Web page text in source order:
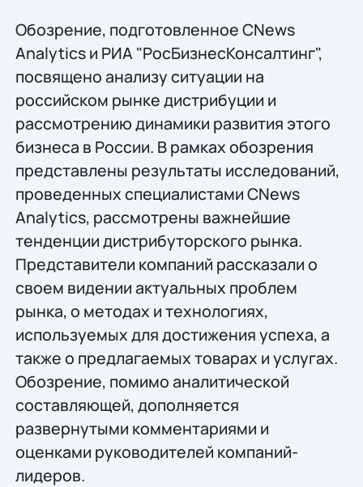
Обозрение, подготовленное CNews
Analytics и РИА "РосБизнесКонсалтинг",
посвящено анализу ситуации на
российском рынке дистрибуции и
рассмотрению динамики развития этого
бизнеса в России. В рамках обозрения
представлены результаты исследований,
проведенных специалистами CNews
Analytics, рассмотрены важнейшие
тенденции дистрибуторского рынка.
Представители компаний рассказали о
своем видении актуальных проблем
рынка, о методах и технологиях,
используемых для достижения успеха, а
также о предлагаемых товарах и услугах.
Обозрение, помимо аналитической
составляющей, дополняется
развернутыми комментариями и
оценками руководителей компаний-
лидеров.